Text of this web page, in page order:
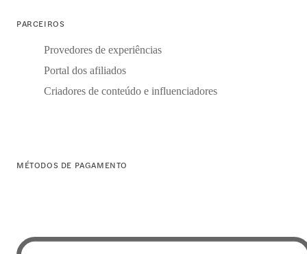
PARCEIROS
Provedores de experiências
Portal dos afiliados
Criadores de conteúdo e influenciadores
MÉTODOS DE PAGAMENTO